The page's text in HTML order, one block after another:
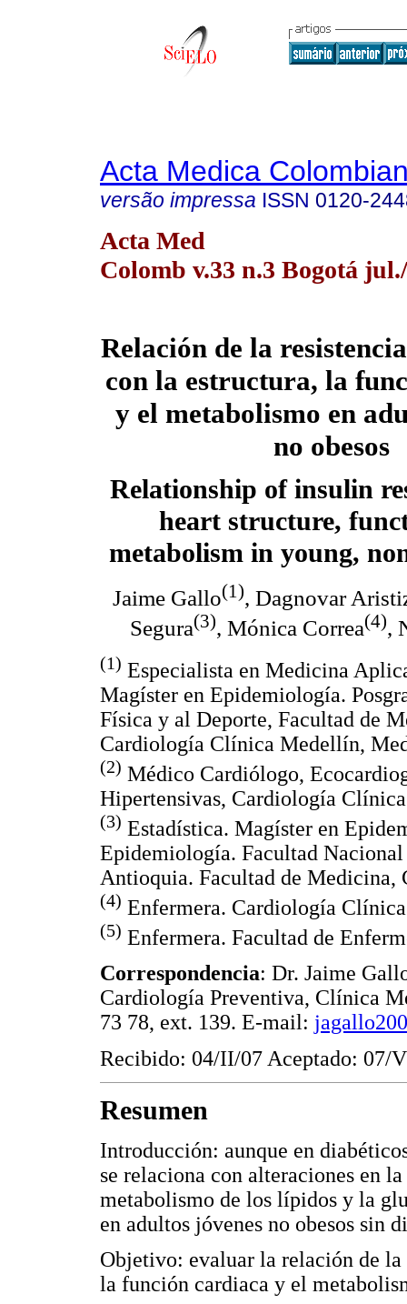
Acta Medica
versão impressa ISSN 0120-
Acta Med
Colomb v.33 n.3 Bogotá
Relación de la
con la estructura, la
y el metabolismo en
no obesos
Relationship of insulin
heart structure,
metabolism in young,
Jaime Gallo(1), Dagnovar
Segura(3), Mónica Correa(4),
(1) Especialista en Medicina
Magíster en Epidemiología.
Física y al Deporte, Facultad de
Cardiología Clínica Medellín,
(2) Médico Cardiólogo,
Hipertensivas, Cardiología
(3) Estadística. Magíster en
Epidemiología. Facultad
Antioquia. Facultad de Medicina,
(4) Enfermera. Cardiología
(5) Enfermera. Facultad de
Correspondencia: Dr. Jaime
Cardiología Preventiva, Clínica
73 78, ext. 139. E-mail:
Recibido: 04/II/07 Aceptado: 07/
Resumen
Introducción: aunque en
se relaciona con alteraciones en
metabolismo de los lípidos y la
en adultos jóvenes no obesos sin
Objetivo: evaluar la relación de
la función cardiaca y el